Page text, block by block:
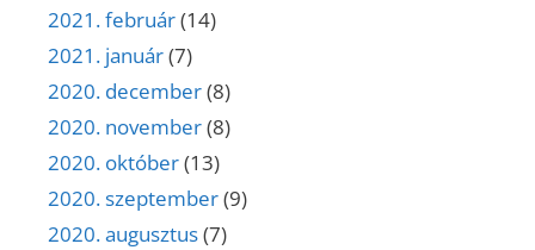
2021. február(14)
2021. január(7)
2020. december(8)
2020. november(8)
2020. október(13)
2020. szeptember(9)
2020. augusztus(7)